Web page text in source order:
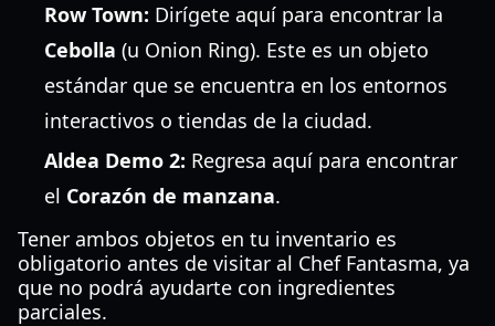
Row Town: Dirígete aquí para encontrar la
Cebolla (u Onion Ring). Este es un objeto
estándar que se encuentra en los entornos
interactivos o tiendas de la ciudad.
Aldea Demo 2: Regresa aquí para encontrar
el Corazón de manzana.
Tener ambos objetos en tu inventario es
obligatorio antes de visitar al Chef Fantasma, ya
que no podrá ayudarte con ingredientes
parciales.